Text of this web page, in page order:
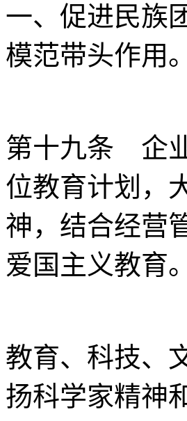
一、促进民族
模范带头作用。
第十九条 企
位教育计划，
神，结合经营
爱国主义教育。
教育、科技、
扬科学家精神